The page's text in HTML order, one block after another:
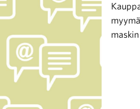
varautuminen